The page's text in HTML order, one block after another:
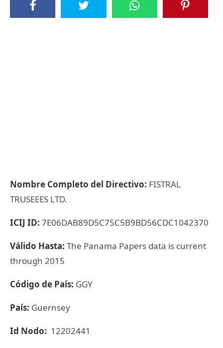
Nombre Completo del Directivo: FISTRAL
TRUSEEES LTD.
ICIJ ID: 7E06DAB89D5C75C5B9BD56CDC1042370
Válido Hasta: The Panama Papers data is current
through 2015
Código de País: GGY
País: Guernsey
Id Nodo: 12202441